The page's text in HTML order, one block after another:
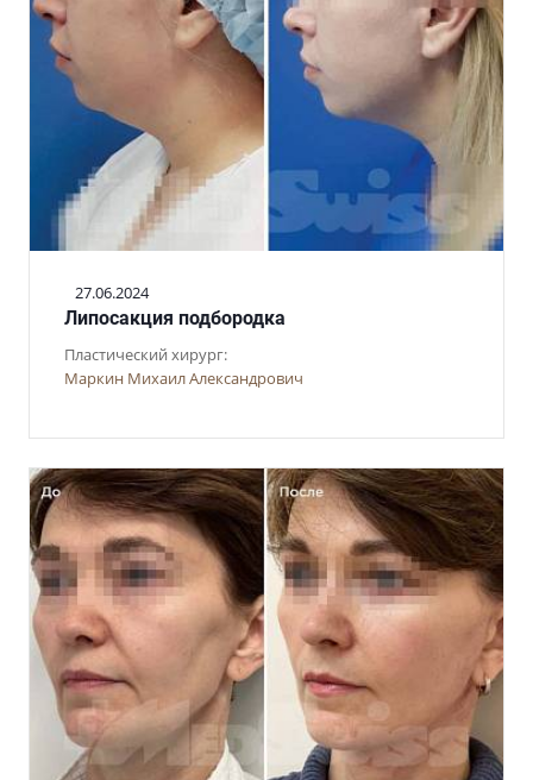
27.06.2024
Липосакция подбородка
Пластический хирург:
Маркин Михаил Александрович